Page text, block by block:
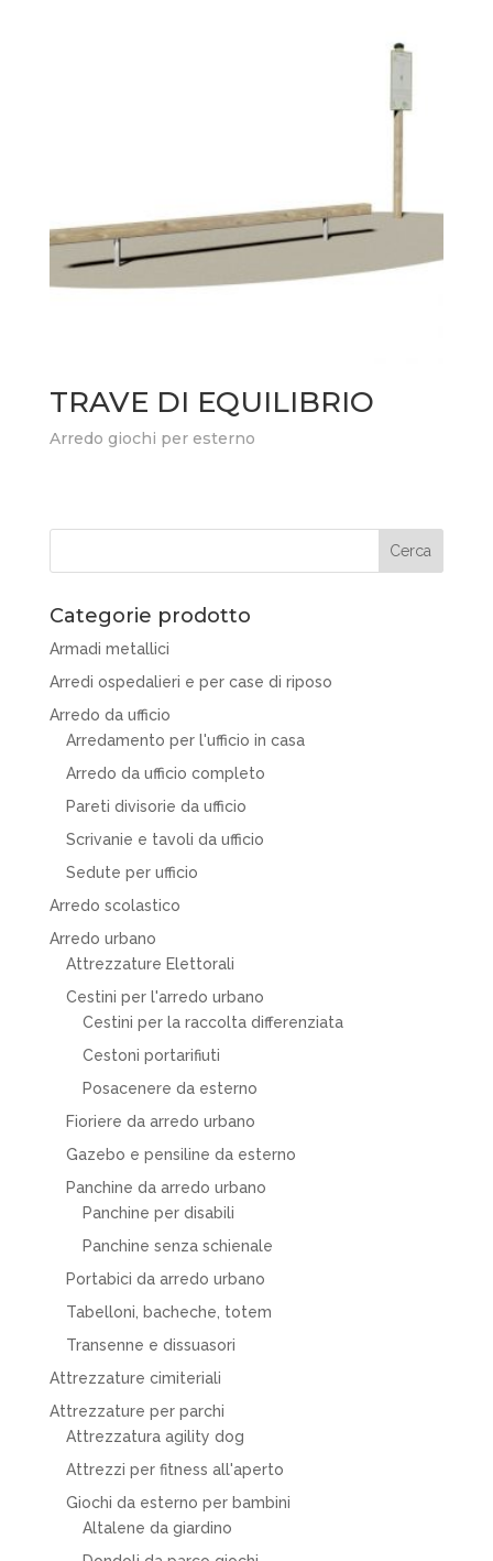
TRAVE DI EQUILIBRIO
Arredo giochi per esterno
Categorie prodotto
Armadi metallici
Arredi ospedalieri e per case di riposo
Arredo da ufficio
Arredamento per l'ufficio in casa
Arredo da ufficio completo
Pareti divisorie da ufficio
Scrivanie e tavoli da ufficio
Sedute per ufficio
Arredo scolastico
Arredo urbano
Attrezzature Elettorali
Cestini per l'arredo urbano
Cestini per la raccolta differenziata
Cestoni portarifiuti
Posacenere da esterno
Fioriere da arredo urbano
Gazebo e pensiline da esterno
Panchine da arredo urbano
Panchine per disabili
Panchine senza schienale
Portabici da arredo urbano
Tabelloni, bacheche, totem
Transenne e dissuasori
Attrezzature cimiteriali
Attrezzature per parchi
Attrezzatura agility dog
Attrezzi per fitness all'aperto
Giochi da esterno per bambini
Altalene da giardino